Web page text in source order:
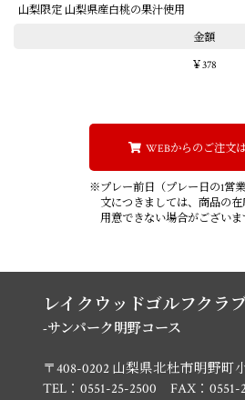
山梨限定 山梨県産白桃の果汁使用
金額
￥378
WEBからのご注文
※プレー前日（プレー日の1営
文につきましては、商品の
用意できない場合がございま
レイクウッドゴルフクラ
-サンパーク明野コース
〒408-0202 山梨県北杜市明野町
TEL：0551-25-2500 FAX：0551-